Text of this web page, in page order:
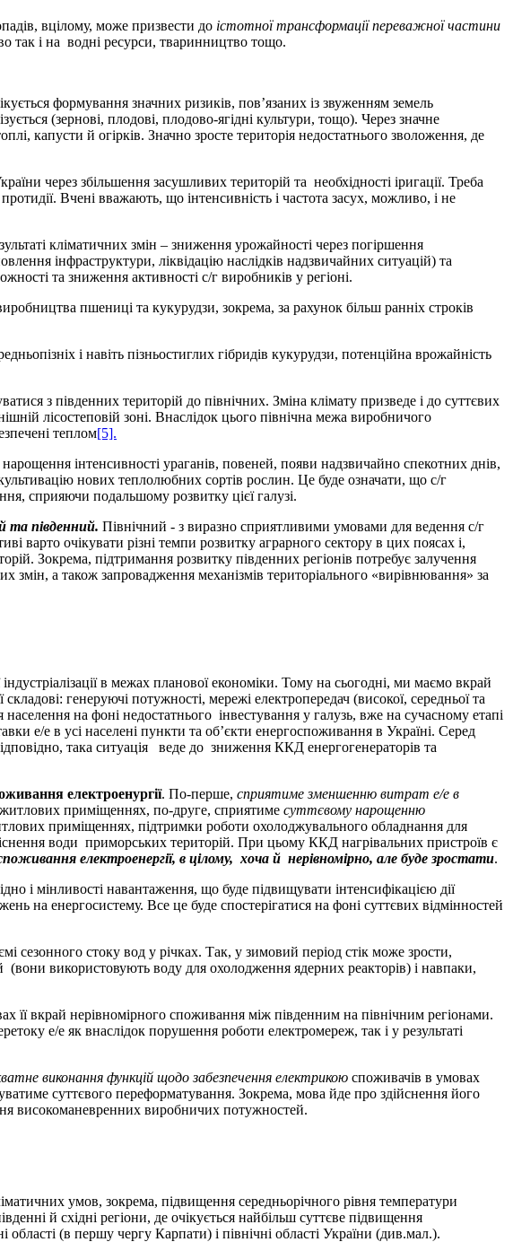
вцілому, може призвести до істотної трансформації переважної частини
так і на водні ресурси, тваринництво тощо.
формування значних ризиків, пов’язаних із звуженням земель
(зернові, плодові, плодово-ягідні культури, тощо). Через значне
капусти й огірків. Значно зросте територія недостатнього зволоження, де
через збільшення засушливих територій та необхідності іригації. Треба
Вчені вважають, що інтенсивність і частота засух, можливо, і не
кліматичних змін – зниження урожайності через погіршення
інфраструктури, ліквідацію наслідків надзвичайних ситуацій) та
та зниження активності с/г виробників у регіоні.
пшениці та кукурудзи, зокрема, за рахунок більш ранніх строків
і навіть пізньостиглих гібридів кукурудзи, потенційна врожайність
з південних територій до північних. Зміна клімату призведе і до суттєвих
лісостеповій зоні. Внаслідок цього північна межа виробничого
теплом[5].
інтенсивності ураганів, повеней, появи надзвичайно спекотних днів,
нових теплолюбних сортів рослин. Це буде означати, що с/г
сприяючи подальшому розвитку цієї галузі.
та південний. Північний - з виразно сприятливими умовами для ведення с/г
варто очікувати різні темпи розвитку аграрного сектору в цих поясах і,
Зокрема, підтримання розвитку південних регіонів потребує залучення
змін, а також запровадження механізмів територіального «вирівнювання» за
в межах планової економіки. Тому на сьогодні, ми маємо вкрай
генеруючі потужності, мережі електропередач (високої, середньої та
на фоні недостатнього інвестування у галузь, вже на сучасному етапі
е/е в усі населені пункти та об’єкти енергоспоживання в Україні. Серед
така ситуація веде до зниження ККД енергогенераторів та
електроенургії. По-перше, сприятиме зменшенню витрат е/е в
приміщеннях, по-друге, сприятиме суттєвому нарощенню
приміщеннях, підтримки роботи охолоджувального обладнання для
води приморських територій. При цьому ККД нагрівальних пристроїв є
електроенергії, в цілому, хоча й нерівномірно, але буде зростати.
мінливості навантаження, що буде підвищувати інтенсифікацією дії
на енергосистему. Все це буде спостерігатися на фоні суттєвих відмінностей
стоку вод у річках. Так, у зимовий період стік може зрости,
використовують воду для охолодження ядерних реакторів) і навпаки,
вкрай нерівномірного споживання між південним на північним регіонами.
е/е як внаслідок порушення роботи електромереж, так і у результаті
виконання функцій щодо забезпечення електрикою споживачів в умовах
суттєвого переформатування. Зокрема, мова йде про здійснення його
високоманевренних виробничих потужностей.
умов, зокрема, підвищення середньорічного рівня температури
й східні регіони, де очікується найбільш суттєве підвищення
(в першу чергу Карпати) і північні області України (див.мал.).